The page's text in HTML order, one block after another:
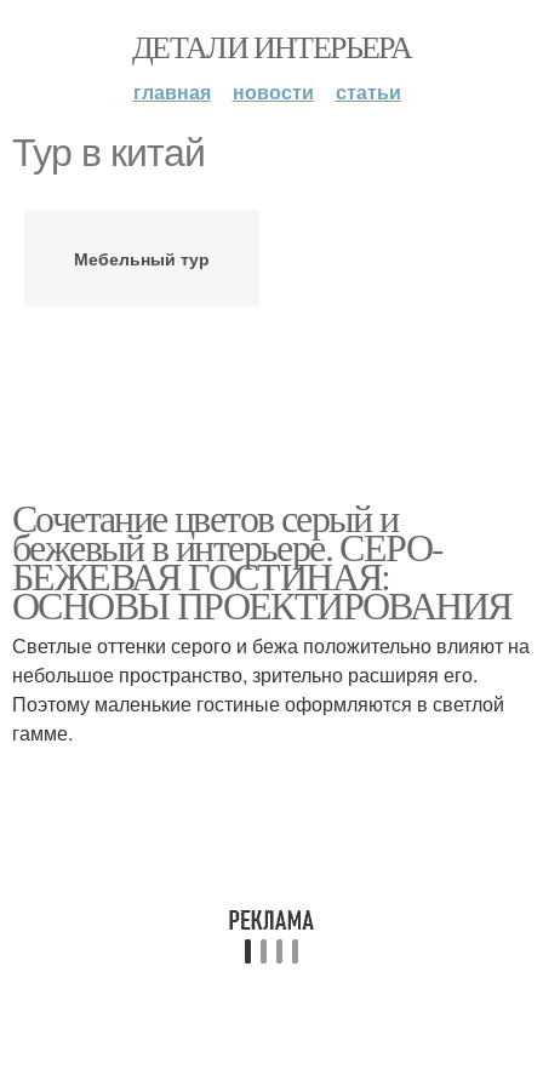
ДЕТАЛИ ИНТЕРЬЕРА
главная новости статьи
Тур в китай
Мебельный тур
Сочетание цветов серый и
бежевый в интерьере. СЕРО-
БЕЖЕВАЯ ГОСТИНАЯ:
ОСНОВЫ ПРОЕКТИРОВАНИЯ
Светлые оттенки серого и бежа положительно влияют на
небольшое пространство, зрительно расширяя его.
Поэтому маленькие гостиные оформляются в светлой
гамме.